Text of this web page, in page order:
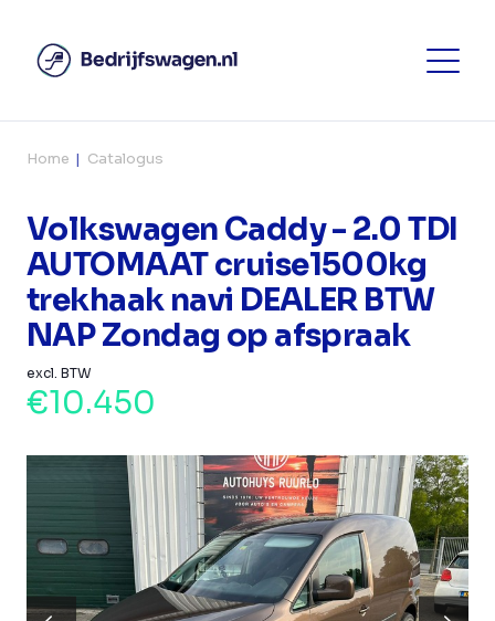
Home Catalogus
Volkswagen Caddy - 2.0 TDI
AUTOMAAT cruise1500kg
trekhaak navi DEALER BTW
NAP Zondag op afspraak
excl. BTW
€10.450